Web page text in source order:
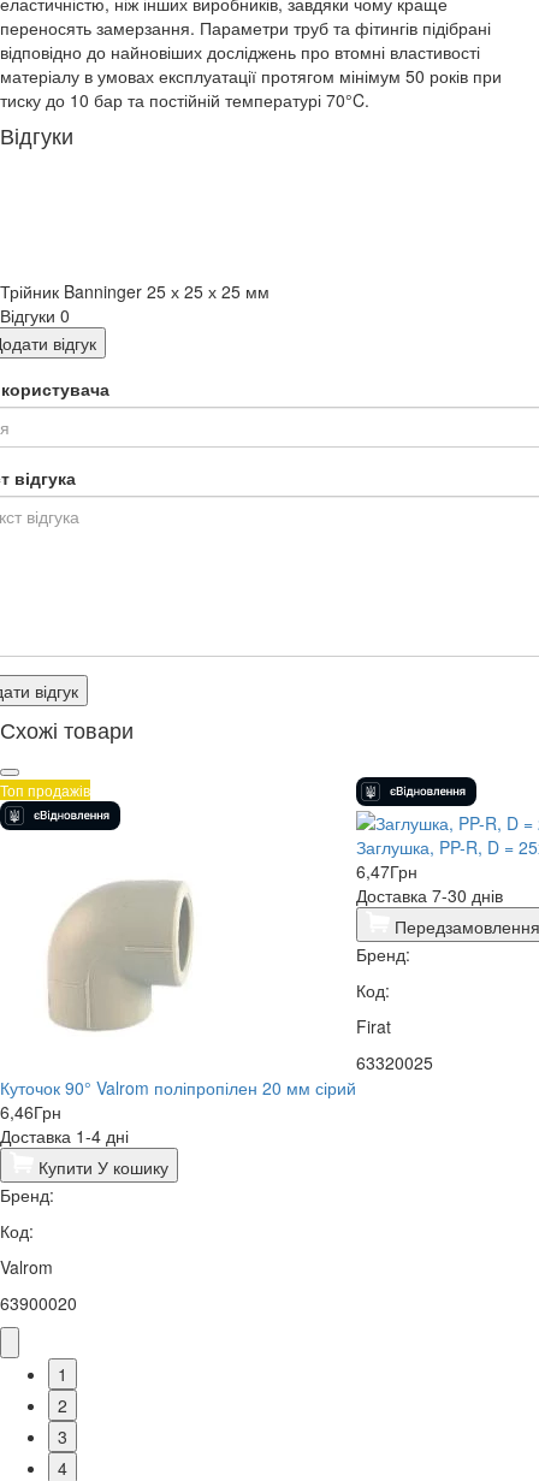
переносять замерзання. Параметри труб та фітингів підібрані
відповідно до найновіших досліджень про втомні властивості
матеріалу в умовах експлуатації протягом мінімум 50 років при
тиску до 10 бар та постійній температурі 70°C.
Відгуки
Трійник Banninger 25 х 25 х 25 мм
Відгуки 0
відгук
відгука
відгук
Схожі товари
Топ продажів
Куточок 90° Valrom поліпропілен 20 мм сірий
6,46Грн
Доставка 1-4 дні
Купити У кошику
Бренд:
Код:
Valrom
63900020
Заглушка, PP-R, D =
6,47Грн
Доставка 7-30 днів
Бренд:
Код:
Firat
63320025
1
2
3
4